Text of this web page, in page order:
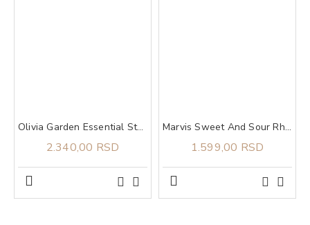
Olivia Garden Essential Style Blend Medium Hair Bristles Grey
2.340,00 RSD
Marvis Sweet And Sour Rhubarb pasta za zube 75 ml
1.599,00 RSD